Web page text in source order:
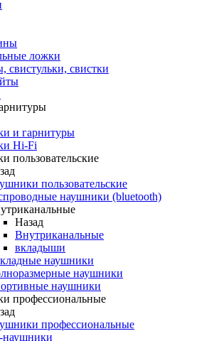
ложки
свистульки, свистки
и гарнитуры
Hi-Fi
пользовательские
пользовательские
наушники (bluetooth)
Назад
Внутриканальные
вкладыши
наушники
наушники
наушники
профессиональные
профессиональные
наушники